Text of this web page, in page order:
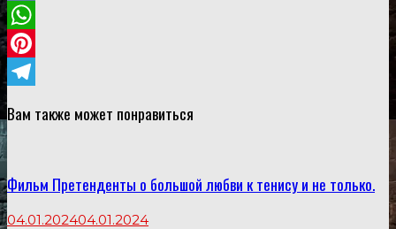
VK
WhatsApp
Pinterest
Вам также может понравиться
Фильм Претенденты о большой любви к тенису и не только.
04.01.202404.01.2024